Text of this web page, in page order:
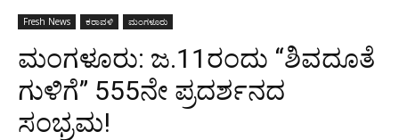
Fresh News ಕರಾವಳಿ ಮಂಗಳೂರು
ಮಂಗಳೂರು: ಜ.11ರಂದು “ಶಿವದೂತೆ
ಗುಳಿಗೆ” 555ನೇ ಪ್ರದರ್ಶನದ
ಸಂಭ್ರಮ!